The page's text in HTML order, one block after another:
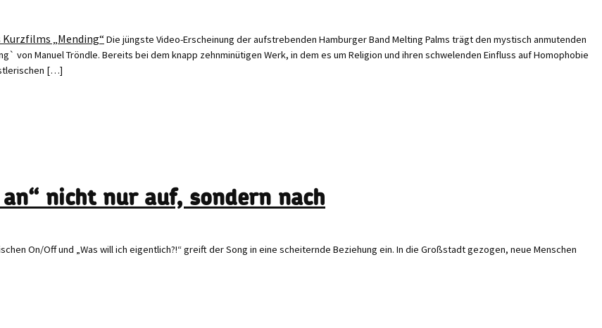
Die jüngste Video-Erscheinung der aufstrebenden Hamburger Band Melting Palms trägt den mystisch anmutenden
Manuel Tröndle. Bereits bei dem knapp zehnminütigen Werk, in dem es um Religion und ihren schwelenden Einfluss auf Homophobie
[…]
nicht nur auf, sondern nach
On/Off und „Was will ich eigentlich?!“ greift der Song in eine scheiternde Beziehung ein. In die Großstadt gezogen, neue Menschen